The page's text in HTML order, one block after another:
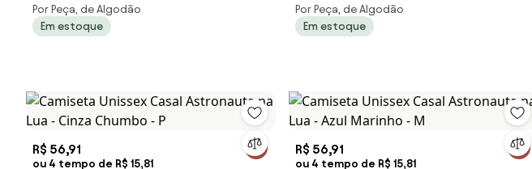
Lua - Azul Marinho - G
Por Peça, de Algodão
Em estoque
Lua - Cinza Chumbo - XGG
Por Peça, de Algodão
Em estoque
R$ 56,91
ou 4 tempo de R$ 15,81
R$ 56,91
ou 4 tempo de R$ 15,81